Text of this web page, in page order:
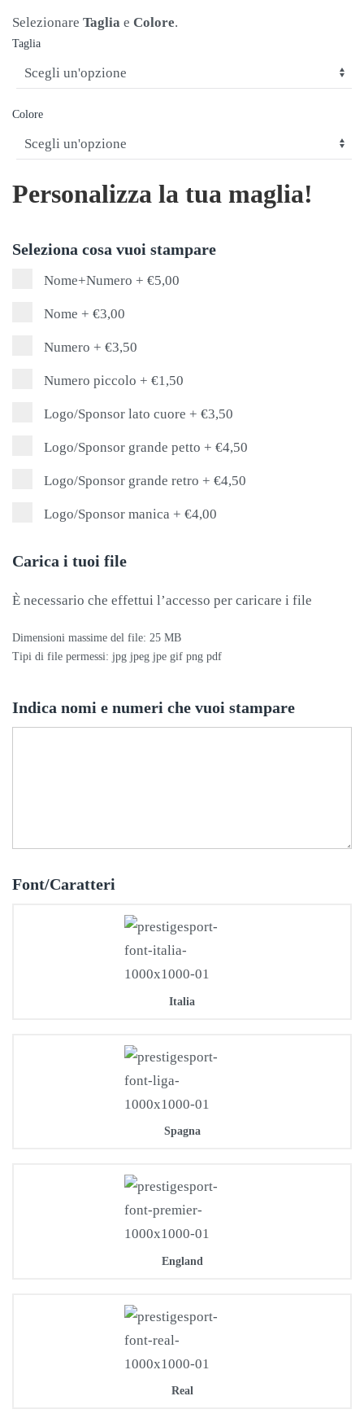
Selezionare Taglia e Colore.
Taglia
Colore
Personalizza la tua maglia!
Seleziona cosa vuoi stampare
Nome+Numero + €5,00
Nome + €3,00
Numero + €3,50
Numero piccolo + €1,50
Logo/Sponsor lato cuore + €3,50
Logo/Sponsor grande petto + €4,50
Logo/Sponsor grande retro + €4,50
Logo/Sponsor manica + €4,00
Carica i tuoi file
È necessario che effettui l’accesso per caricare i file
Dimensioni massime del file: 25 MB
Tipi di file permessi: jpg jpeg jpe gif png pdf
Indica nomi e numeri che vuoi stampare
Font/Caratteri
Italia
Spagna
England
Real